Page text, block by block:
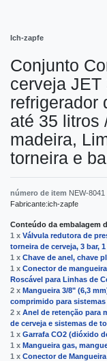
Ich-zapfe
Conjunto
cerveja JET
refrigerador
até 35 litros
madeira,
torneira e
número de item NEW-8041
Fabricante:ich-zapfe
Conteúdo da embalagem
1 x Válvula redutora de
torneira de cerveja, 3 bar,
1 x Сhave de anel, chave
1 x Conector de
Roscável para Linhas de
2 x Mangueira 3/8" (6,3
comprimido para
2 x Anel de retenção para
de cerveja e sistemas de
1 x Garrafa CO2 (dióxido
1 x Mangueira gas,
1 x Conector de